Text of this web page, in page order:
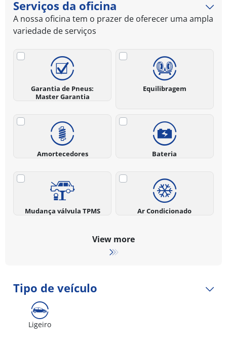
Serviços da oficina
A nossa oficina tem o prazer de oferecer uma ampla
variedade de serviços
Garantia de Pneus:
Master Garantia
Equilibragem
Amortecedores Bateria
Mudança válvula TPMS Ar Condicionado
View more
Tipo de veículo
Ligeiro